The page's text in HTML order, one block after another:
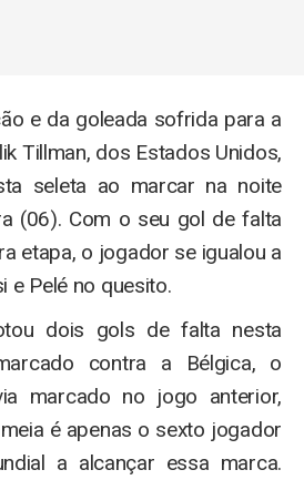
e da goleada sofrida para a
Tillman, dos Estados Unidos,
seleta ao marcar na noite
(06). Com o seu gol de falta
etapa, o jogador se igualou a
e Pelé no quesito.
dois gols de falta nesta
contra a Bélgica, o
marcado no jogo anterior,
é apenas o sexto jogador
a alcançar essa marca.